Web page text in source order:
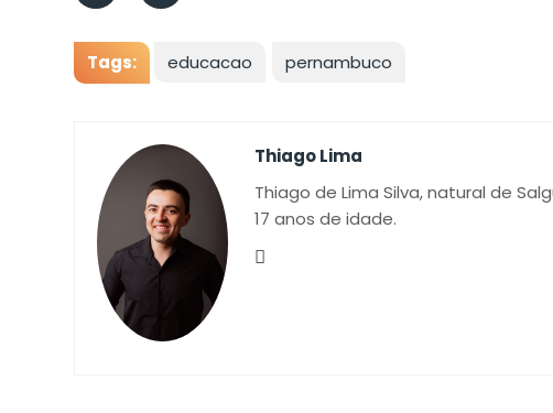
Tags: educacao pernambuco
Thiago Lima
Thiago de Lima Silva, natural de
17 anos de idade.